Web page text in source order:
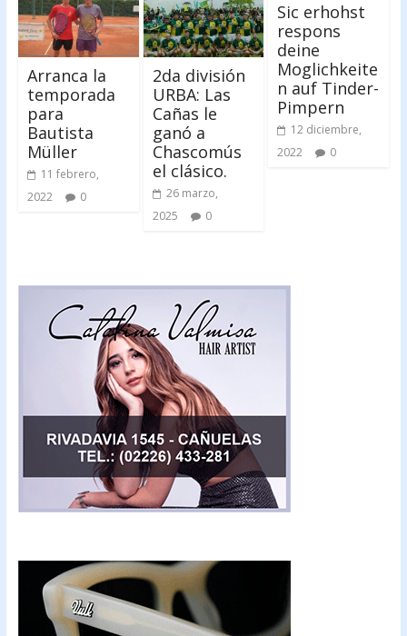
Arranca la
temporada
para
Bautista
Müller
11 febrero,
2022
0
2da división
URBA: Las
Cañas le
ganó a
Chascomús
el clásico.
26 marzo,
2025
0
Sic erhohst
respons
deine
Moglichkeite
n auf Tinder-
Pimpern
12 diciembre,
2022
0